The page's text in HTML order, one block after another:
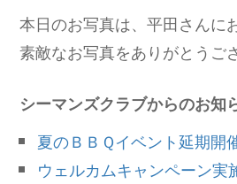
本日のお写真は、平田さんに
素敵なお写真をありがとうご
シーマンズクラブからのお知
夏のＢＢＱイベント延期開
ウェルカムキャンペーン実